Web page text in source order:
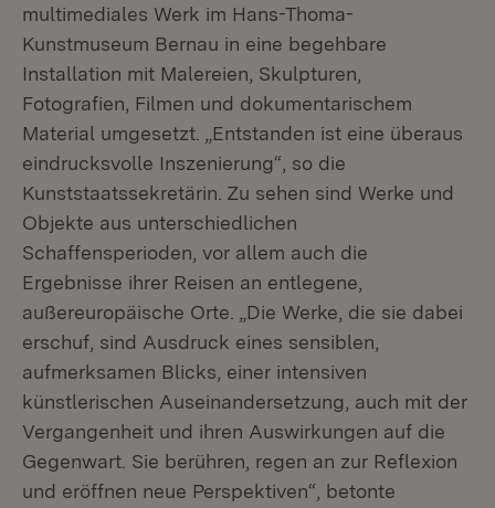
multimediales Werk im Hans-Thoma-
Kunstmuseum Bernau in eine begehbare
Installation mit Malereien, Skulpturen,
Fotografien, Filmen und dokumentarischem
Material umgesetzt. „Entstanden ist eine überaus
eindrucksvolle Inszenierung“, so die
Kunststaatssekretärin. Zu sehen sind Werke und
Objekte aus unterschiedlichen
Schaffensperioden, vor allem auch die
Ergebnisse ihrer Reisen an entlegene,
außereuropäische Orte. „Die Werke, die sie dabei
erschuf, sind Ausdruck eines sensiblen,
aufmerksamen Blicks, einer intensiven
künstlerischen Auseinandersetzung, auch mit der
Vergangenheit und ihren Auswirkungen auf die
Gegenwart. Sie berühren, regen an zur Reflexion
und eröffnen neue Perspektiven“, betonte